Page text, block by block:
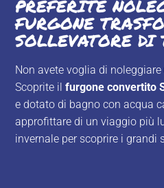
PREFERITE
FURGONE
SOLLEVATORE DI
Non avete voglia di
Scoprite il furgone convertito
e dotato di bagno con acqua
approfittare di un viaggio più
invernale per scoprire i grandi